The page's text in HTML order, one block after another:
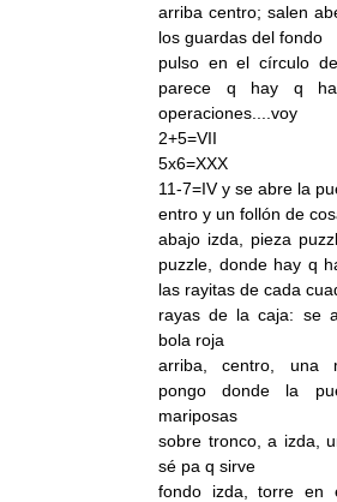
arriba centro; salen
los guardas del fondo
pulso en el círculo
parece q hay q
operaciones....voy
2+5=VII
5x6=XXX
11-7=IV y se abre la
entro y un follón de
abajo izda, pieza
puzzle, donde hay q
las rayitas de cada
rayas de la caja: se
bola roja
arriba, centro, una
pongo donde la
mariposas
sobre tronco, a izda,
sé pa q sirve
fondo izda, torre en